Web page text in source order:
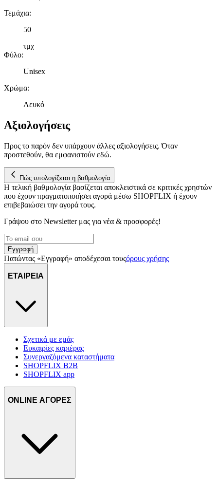
μας και την ανάπτυξη προϊόντων. Επίσης, κοινοποιούμε
πληροφορίες σχετικά με την από μέρους σας χρήση της
τοποθεσίας μας στους συνεργάτες μέσων κοινωνικής
Τεμάχια:
50
τμχ
Φύλο:
Unisex
Χρώμα:
Λευκό
Αξιολογήσεις
Προς το παρόν δεν υπάρχουν άλλες αξιολογήσεις. Όταν
προστεθούν, θα εμφανιστούν εδώ.
Πώς υπολογίζεται η βαθμολογία
Η τελική βαθμολογία βασίζεται αποκλειστικά σε κριτικές χρηστών
που έχουν πραγματοποιήσει αγορά μέσω SHOPFLIX ή έχουν
επιβεβαιώσει την αγορά τους.
Γράψου στο Νewsletter μας για νέα & προσφορές!
Εγγραφή
Πατώντας «Εγγραφή» αποδέχεσαι τουςόρους χρήσης
ΕΤΑΙΡΕΙΑ
Σχετικά με εμάς
Ευκαιρίες καριέρας
Συνεργαζόμενα καταστήματα
SHOPFLIX B2B
SHOPFLIX app
ONLINE ΑΓΟΡΕΣ